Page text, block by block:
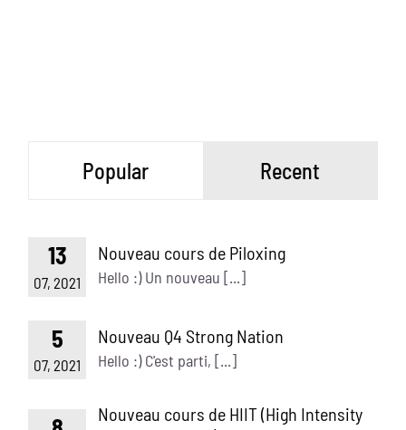
Popular Recent
13
07, 2021
Nouveau cours de Piloxing
Hello :) Un nouveau [...]
5
07, 2021
Nouveau Q4 Strong Nation
Hello :) C'est parti, [...]
Nouveau cours de HIIT (High Intensity